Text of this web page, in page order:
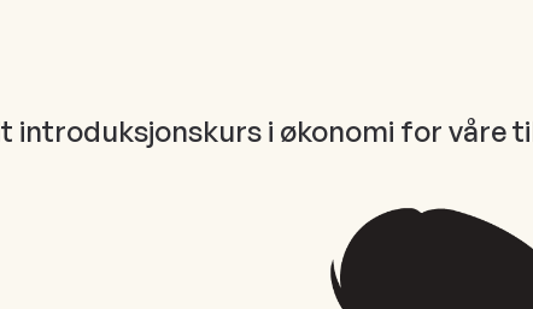
i økonomi for våre